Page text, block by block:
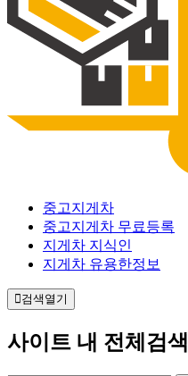
중고지게차
중고지게차 무료등록
지게차 지식인
지게차 유용한정보
검색열기
사이트 내 전체검색